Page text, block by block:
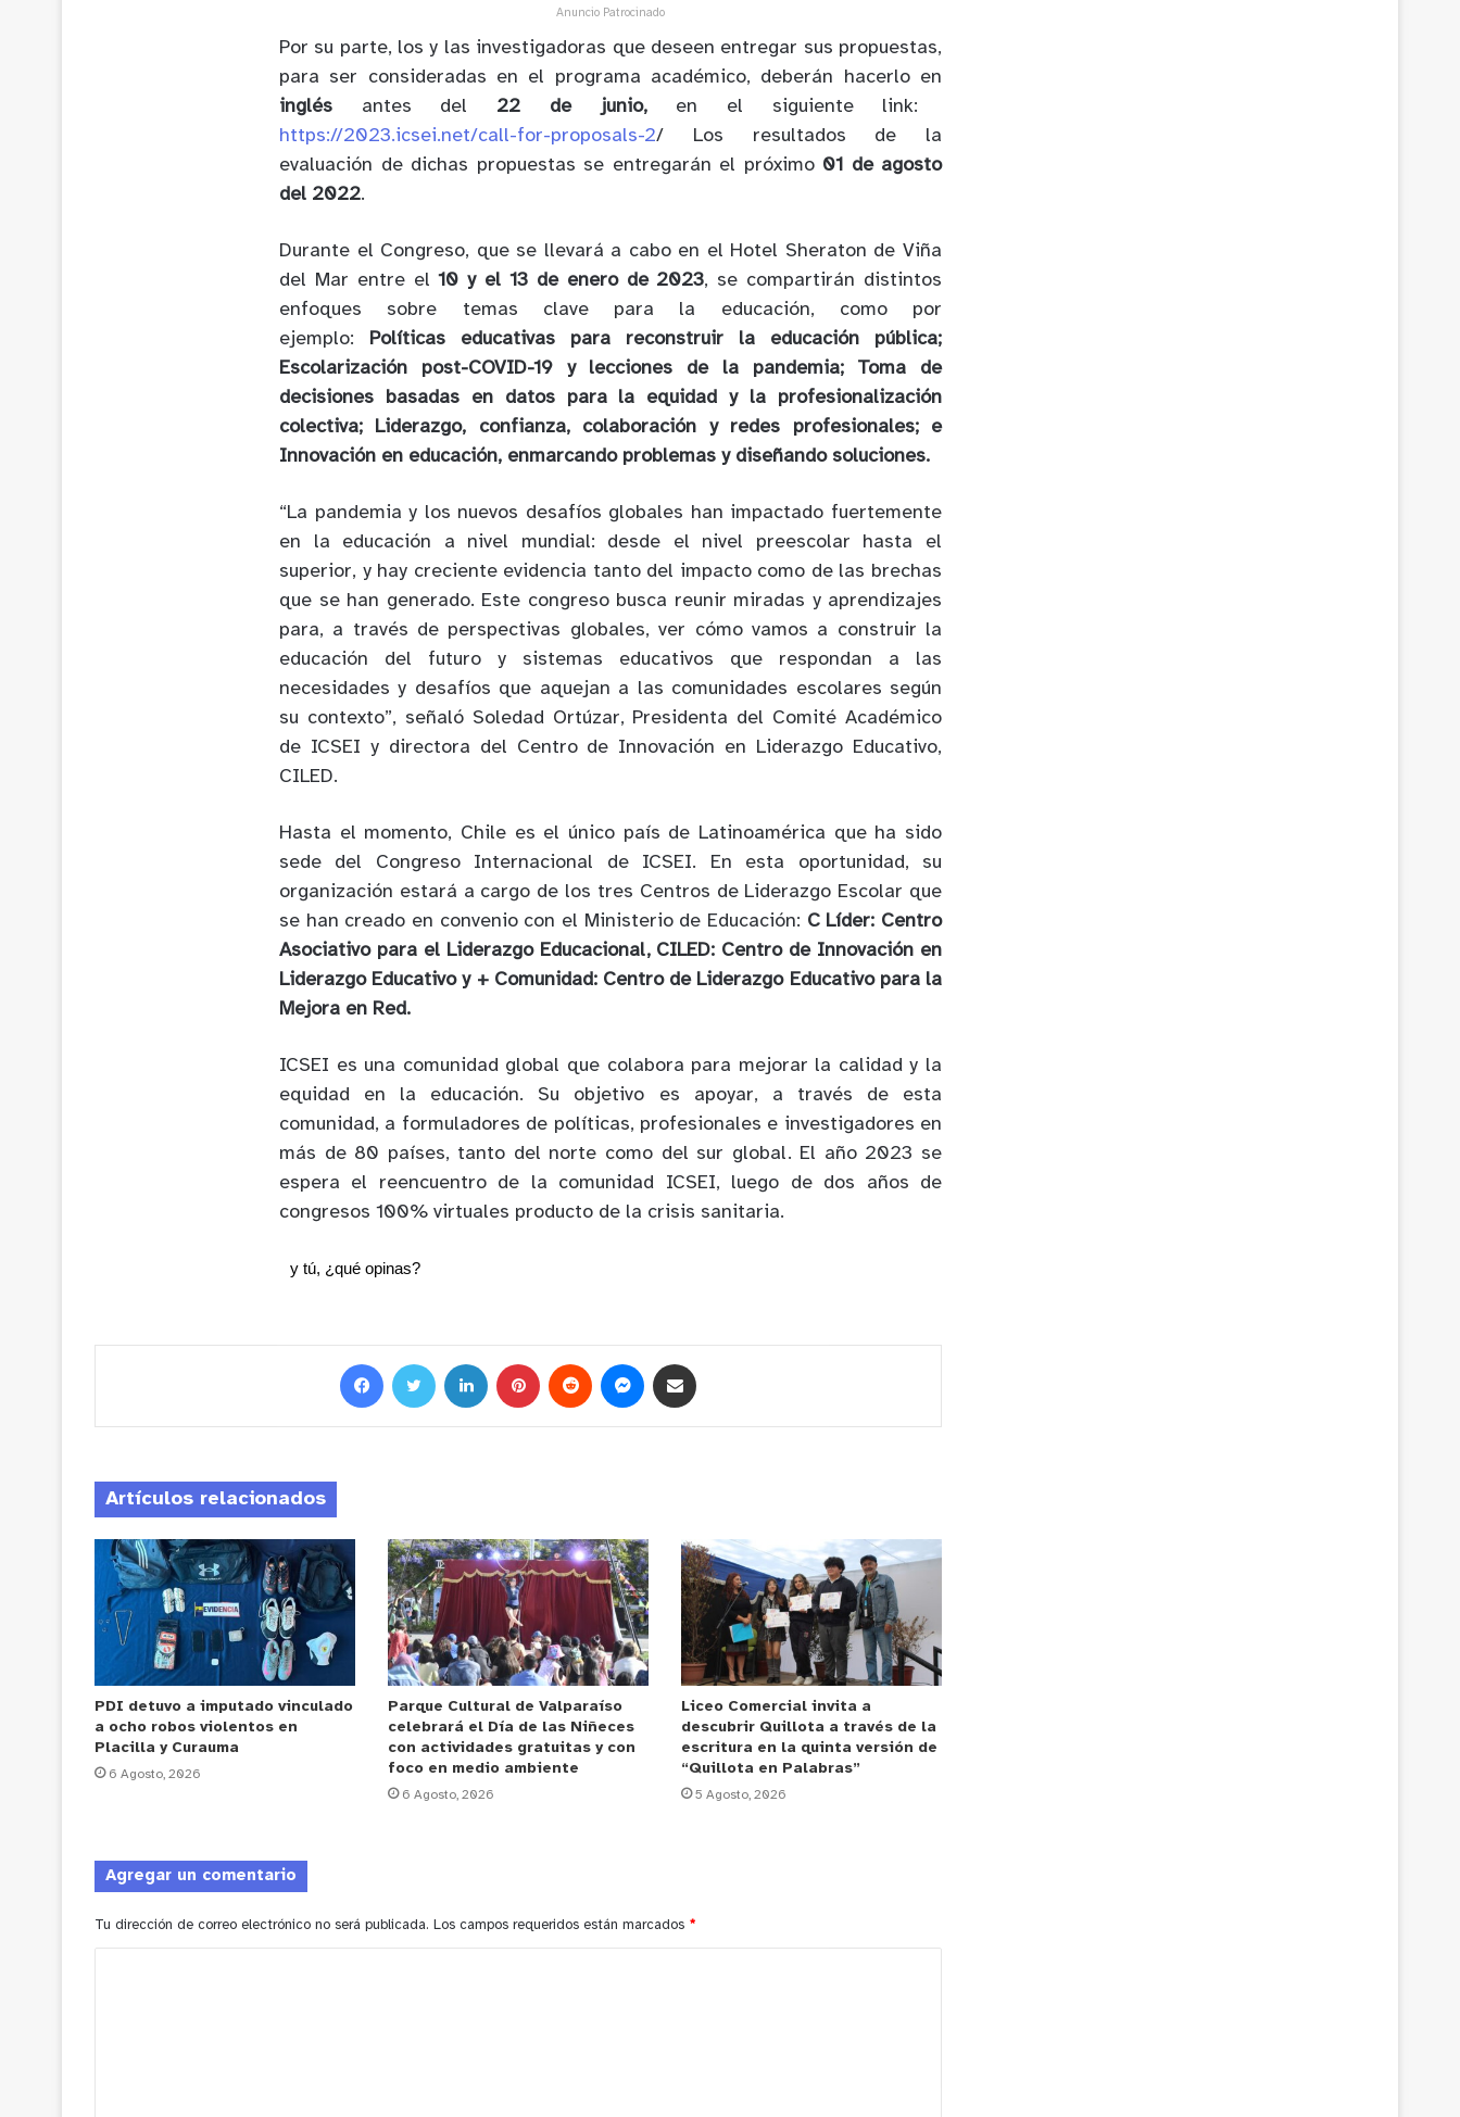
Anuncio Patrocinado
Por su parte, los y las investigadoras que deseen entregar sus propuestas,
para ser consideradas en el programa académico, deberán hacerlo en
inglés antes del 22 de junio,en el siguiente link:
https://2023.icsei.net/call-for-proposals-2/ Los resultados de la
evaluación de dichas propuestas se entregarán el próximo 01 de agosto
del 2022.
Durante el Congreso, que se llevará a cabo en el Hotel Sheraton de Viña
del Mar entre el10 y el 13 de enero de 2023, se compartirán distintos
enfoques sobre temas clave para la educación, como por
ejemplo: Políticas educativas para reconstruir la educación pública;
Escolarización post-COVID-19 y lecciones de la pandemia; Toma de
decisiones basadas en datos para la equidad y la profesionalización
colectiva; Liderazgo, confianza, colaboración y redes profesionales; e
Innovación en educación, enmarcando problemas y diseñando soluciones.
“La pandemia y los nuevos desafíos globales han impactado fuertemente
en la educación a nivel mundial: desde el nivel preescolar hasta el
superior, y hay creciente evidencia tanto del impacto como de las brechas
que se han generado. Este congreso busca reunir miradas y aprendizajes
para, a través de perspectivas globales, ver cómo vamos a construir la
educación del futuro y sistemas educativos que respondan a las
necesidades y desafíos que aquejan a las comunidades escolares según
su contexto”, señaló Soledad Ortúzar, Presidenta del Comité Académico
de ICSEI y directora del Centro de Innovación en Liderazgo Educativo,
CILED.
Hasta el momento, Chile es el único país de Latinoamérica que ha sido
sede del Congreso Internacional de ICSEI. En esta oportunidad, su
organización estará a cargo de los tres Centros de Liderazgo Escolar que
se han creado en convenio con el Ministerio de Educación: C Líder: Centro
Asociativo para el Liderazgo Educacional, CILED: Centro de Innovación en
Liderazgo Educativo y + Comunidad: Centro de Liderazgo Educativo para la
Mejora en Red.
ICSEI es una comunidad global que colabora para mejorar la calidad y la
equidad en la educación. Su objetivo es apoyar, a través de esta
comunidad, a formuladores de políticas, profesionales e investigadores en
más de 80 países, tanto del norte como del sur global. El año 2023 se
espera el reencuentro de la comunidad ICSEI, luego de dos años de
congresos 100% virtuales producto de la crisis sanitaria.
y tú, ¿qué opinas?
Artículos relacionados
PDI detuvo a imputado vinculado
a ocho robos violentos en
Placilla y Curauma
6 Agosto, 2026
Parque Cultural de Valparaíso
celebrará el Día de las Niñeces
con actividades gratuitas y con
foco en medio ambiente
6 Agosto, 2026
Liceo Comercial invita a
descubrir Quillota a través de la
escritura en la quinta versión de
“Quillota en Palabras”
5 Agosto, 2026
Agregar un comentario
Tu dirección de correo electrónico no será publicada. Los campos requeridos están marcados *